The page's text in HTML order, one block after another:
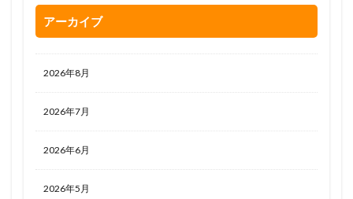
アーカイブ
2026年8月
2026年7月
2026年6月
2026年5月